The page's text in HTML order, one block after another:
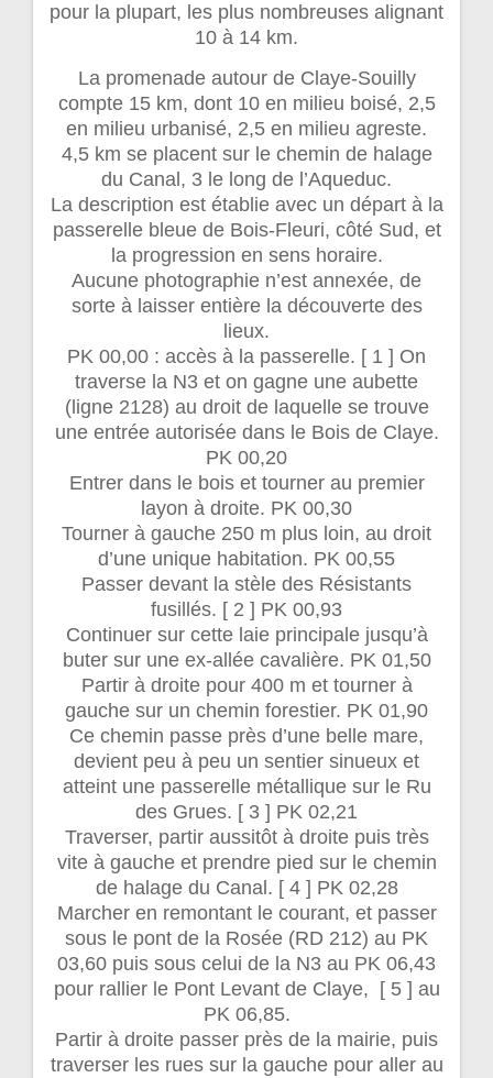
pour la plupart, les plus nombreuses alignant
10 à 14 km.
La promenade autour de Claye-Souilly
compte 15 km, dont 10 en milieu boisé, 2,5
en milieu urbanisé, 2,5 en milieu agreste.
4,5 km se placent sur le chemin de halage
du Canal, 3 le long de l’Aqueduc.
La description est établie avec un départ à la
passerelle bleue de Bois-Fleuri, côté Sud, et
la progression en sens horaire.
Aucune photographie n’est annexée, de
sorte à laisser entière la découverte des
lieux.
PK 00,00 : accès à la passerelle. [ 1 ] On
traverse la N3 et on gagne une aubette
(ligne 2128) au droit de laquelle se trouve
une entrée autorisée dans le Bois de Claye.
PK 00,20
Entrer dans le bois et tourner au premier
layon à droite. PK 00,30
Tourner à gauche 250 m plus loin, au droit
d’une unique habitation. PK 00,55
Passer devant la stèle des Résistants
fusillés. [ 2 ] PK 00,93
Continuer sur cette laie principale jusqu’à
buter sur une ex-allée cavalière. PK 01,50
Partir à droite pour 400 m et tourner à
gauche sur un chemin forestier. PK 01,90
Ce chemin passe près d’une belle mare,
devient peu à peu un sentier sinueux et
atteint une passerelle métallique sur le Ru
des Grues. [ 3 ] PK 02,21
Traverser, partir aussitôt à droite puis très
vite à gauche et prendre pied sur le chemin
de halage du Canal. [ 4 ] PK 02,28
Marcher en remontant le courant, et passer
sous le pont de la Rosée (RD 212) au PK
03,60 puis sous celui de la N3 au PK 06,43
pour rallier le Pont Levant de Claye, [ 5 ] au
PK 06,85.
Partir à droite passer près de la mairie, puis
traverser les rues sur la gauche pour aller au